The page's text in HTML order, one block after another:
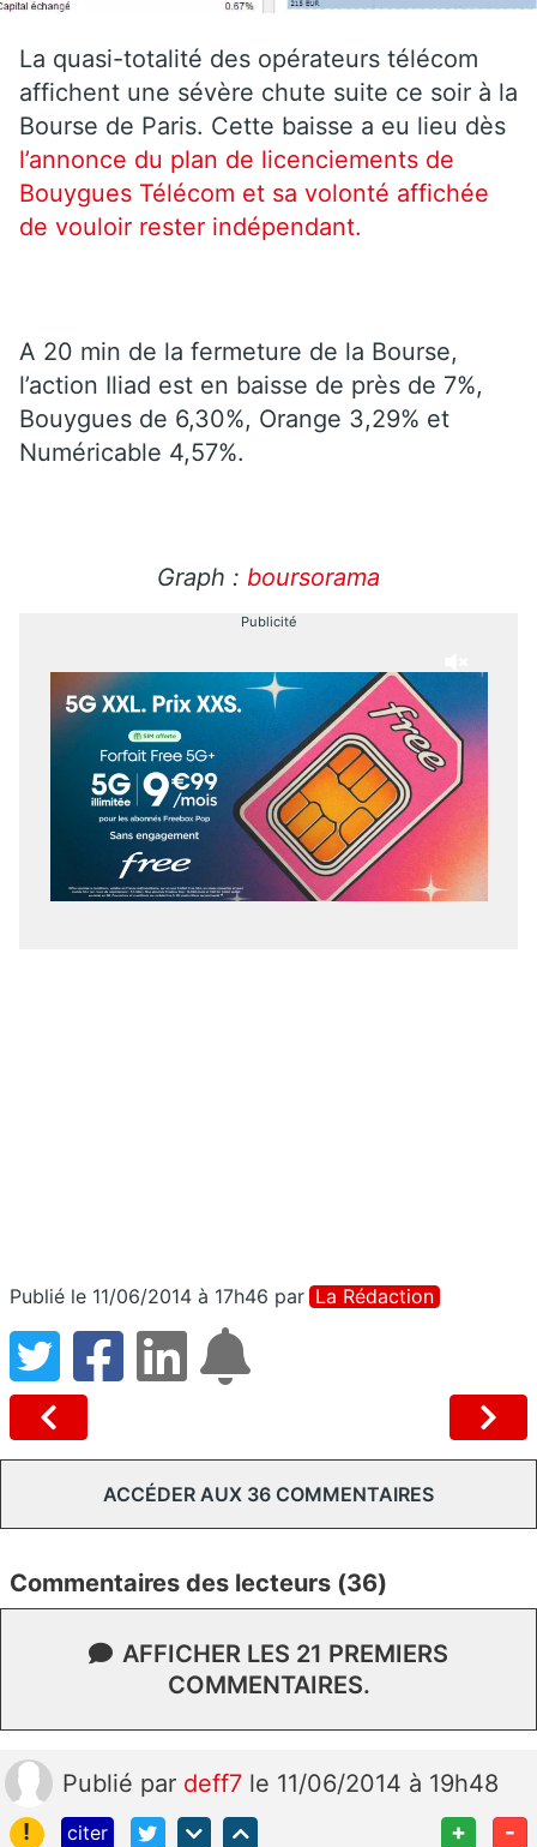
La quasi-totalité des opérateurs télécom
affichent une sévère chute suite ce soir à la
Bourse de Paris. Cette baisse a eu lieu dès
l’annonce du plan de licenciements de
Bouygues Télécom et sa volonté affichée
de vouloir rester indépendant.
A 20 min de la fermeture de la Bourse,
l’action Iliad est en baisse de près de 7%,
Bouygues de 6,30%, Orange 3,29% et
Numéricable 4,57%.
Graph : boursorama
Publicité
Publié le 11/06/2014 à 17h46 par La Rédaction
ACCÉDER AUX 36 COMMENTAIRES
Commentaires des lecteurs (36)
AFFICHER LES 21 PREMIERS
COMMENTAIRES.
Publié par deff7 le 11/06/2014 à 19h48
!
citer + -